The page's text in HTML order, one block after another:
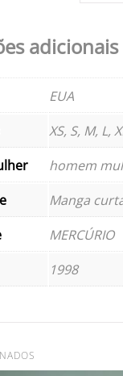
adicionais
EUA
XS, S, M, L,
homem
Manga
MERCÚRIO
1998